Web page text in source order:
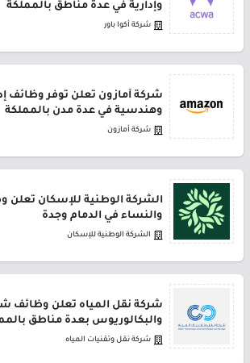
وإدارية في عدة مناطق بالمملكة
شركة أكوا باور
شركة أمازون تعلن توفر وظائف
وهندسية في عدة مدن بالمملكة
شركة أمازون
الشركة الوطنية للإسكان تعلن
والنساء في الدمام وجدة
الشركة الوطنية للإسكان
شركة نقل المياه تعلن وظائف
والبكالوريوس بعدة مناطق
شركة نقل وتقنيات المياه